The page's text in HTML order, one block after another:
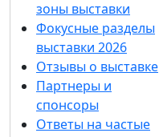
зоны выставки
Фокусные разделы
выставки 2026
Отзывы о выставке
Партнеры и
спонсоры
Ответы на частые